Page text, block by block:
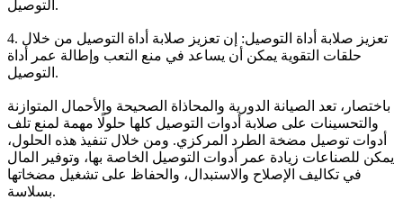
التوصيل.
4. تعزيز صلابة أداة التوصيل: إن تعزيز صلابة أداة التوصيل من خلال
حلقات التقوية يمكن أن يساعد في منع التعب وإطالة عمر أداة
التوصيل.
باختصار، تعد الصيانة الدورية والمحاذاة الصحيحة والأحمال المتوازنة
والتحسينات على صلابة أدوات التوصيل كلها حلولًا مهمة لمنع تلف
أدوات توصيل مضخة الطرد المركزي. ومن خلال تنفيذ هذه الحلول،
يمكن للصناعات زيادة عمر أدوات التوصيل الخاصة بها، وتوفير المال
في تكاليف الإصلاح والاستبدال، والحفاظ على تشغيل مضخاتها
بسلاسة.